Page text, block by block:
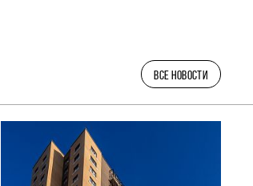
ВСЕ НОВОСТИ